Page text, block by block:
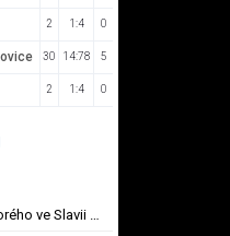
2 1:4 0
30 14:78 5
2 1:4 0
Liga očima fanoušků: Chorého ve Slavii zpět nechtějí, sestava Plzně vytažená z klobouku